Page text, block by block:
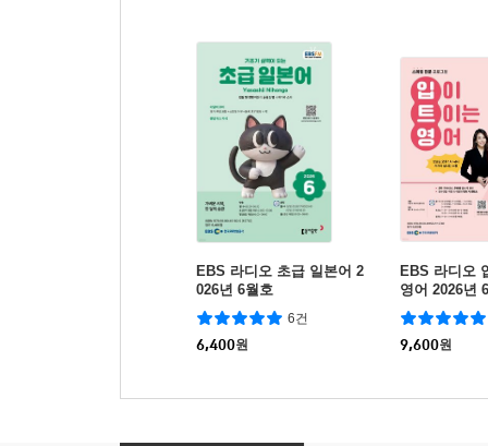
EBS 라디오 초급 일본어 2
026년 6월호
6건
6,400원
EBS 라디오
영어 2026년
9,600원